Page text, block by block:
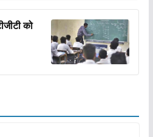
को